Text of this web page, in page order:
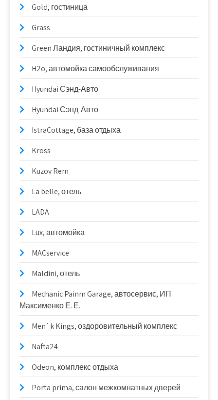
Gold, гостиница
Grass
Green Ландия, гостиничный комплекс
H2o, автомойка самообслуживания
Hyundai Сэнд-Авто
Hyundai Сэнд-Авто
IstraCottage, база отдыха
Kross
Kuzov Rem
La belle, отель
LADA
Lux, автомойка
MACservice
Maldini, отель
Mechanic Painm Garage, автосервис, ИП
Максименко Е. Е.
Men`k Kings, оздоровительный комплекс
Nafta24
Odeon, комплекс отдыха
Porta prima, салон межкомнатных дверей